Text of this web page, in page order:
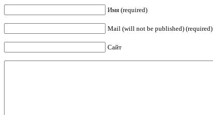
Имя (required)
Mail (will not be published) (required)
Сайт